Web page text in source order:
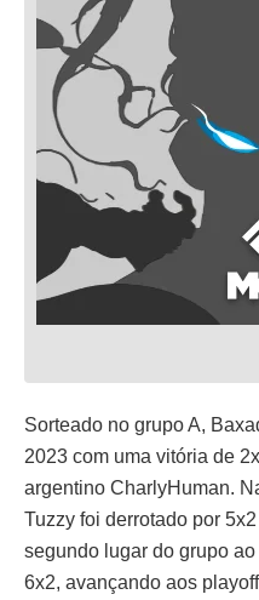
Sorteado no grupo A,
2023 com uma vitória de
argentino CharlyHuman.
Tuzzy foi derrotado por
segundo lugar do grupo
6x2, avançando aos